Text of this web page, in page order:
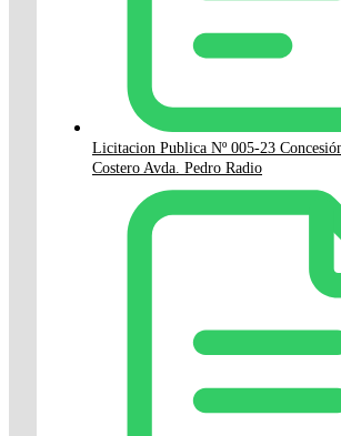
Licitacion Publica Nº 005-23
Costero Avda. Pedro Radio